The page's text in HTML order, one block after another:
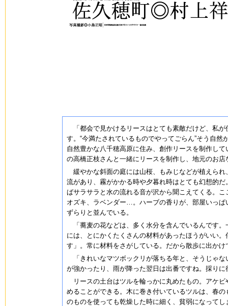
「都会で見かけるリースはとても素敵だけど、私
す。“今満たされているものでやってごらん”そう自
自然豊かな八千穂高原に住み、創作リースを制作し
の高橋正枝さんと一緒にリースを制作し、地元のお
緩やかな斜面の庭には山桜、もみじなどが植えら
流があり、霧がかかる時や夕暮れ時はとても幻想的
ばサラサラと水の流れる音が沢から聞こえてくる。
オズキ、ラベンダー…。ハーブの香りが、部屋いっ
ずらりと並んでいる。
「蕎麦の花などは、多く水分を含んでいるんです
には、とにかくたくさんの材料があったほうがいい
す」。常に材料をさがしている。だから散歩に出か
「きれいなマツボックリが落ちる年と、そうじゃ
が強かったり、雨が降った翌日は出番ですね。採りに
リースの土台はツルを輪っかに丸めたもの。アケ
めることができる。木に巻き付いているツルは、春
のものを使っても乾燥した時に細く、貧弱になって